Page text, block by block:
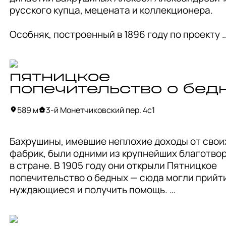
русского купца, мецената и коллекционера.
Особняк, построенный в 1896 году по проекту
архитектурой: это английская готика с
модерна, и ренессанса.
Первый этаж дома был полностью занят
коллекцией хозяина, а сейчас здесь
главный корпус Театрального музея,
истории театрального искусства со средних
наших дней. Это эскизы костюмов и
фотографии и портреты, сценические костюмы
известных актёров, программы и афиши
находится на реставрации, но можно
пятницкое
попечительство о
589 м 3-й Монетчиковский пер. 4с1
Бахрушины, имевшие неплохие доходы от
фабрик, были одними из крупнейших
в стране. В 1905 году они открыли Пятницкое
попечительство о бедных — сюда могли
нуждающиеся и получить помощь.
Для парадного фасада здания «семейный»